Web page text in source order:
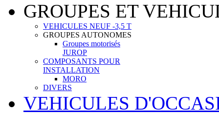
GROUPES ET
VEHICULES NEUF -3,5 T
GROUPES AUTONOMES
Groupes motorisés
JUROP
COMPOSANTS POUR
INSTALLATION
MORO
DIVERS
VEHICULES